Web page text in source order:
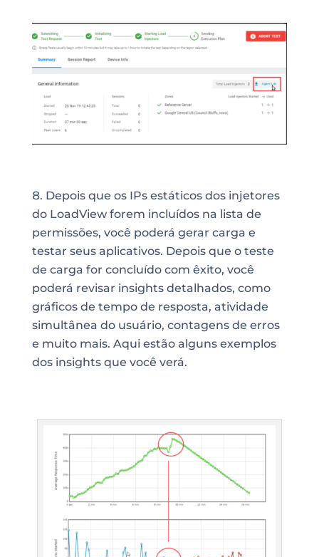
Depois que os IPs estáticos dos injetores
do LoadView forem incluídos na lista de
permissões, você poderá gerar carga e
testar seus aplicativos. Depois que o teste
de carga for concluído com êxito, você
poderá revisar insights detalhados, como
gráficos de tempo de resposta, atividade
simultânea do usuário, contagens de erros
e muito mais. Aqui estão alguns exemplos
dos insights que você verá.